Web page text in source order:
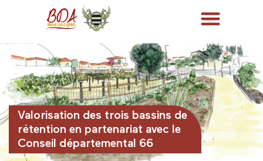
Valorisation des trois bassins de
rétention en partenariat avec le
Conseil départemental 66